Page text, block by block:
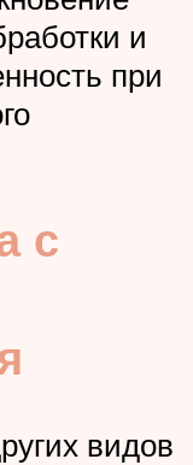
и
при
с
видов